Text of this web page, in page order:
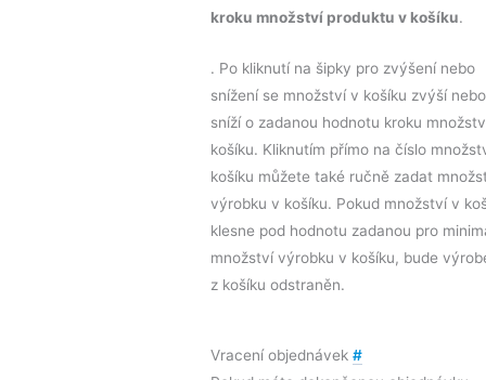
kroku množství produktu v košíku.
. Po kliknutí na šipky pro zvýšení nebo
snížení se množství v košíku zvýší nebo
sníží o zadanou hodnotu kroku
košíku. Kliknutím přímo na číslo
košíku můžete také ručně zadat
výrobku v košíku. Pokud množství v
klesne pod hodnotu zadanou pro
množství výrobku v košíku, bude
z košíku odstraněn.
Vracení objednávek #